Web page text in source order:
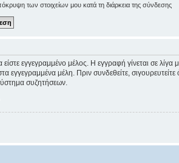
των στοιχείων μου κατά τη διάρκεια της σύνδεσης
είστε εγγεγραμμένο μέλος. Η εγγραφή γίνεται σε
εγγεγραμμένα μέλη. Πριν συνδεθείτε,
συζητήσεων.